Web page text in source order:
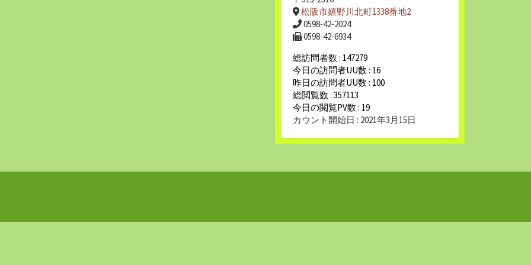
松阪市嬉野川北町1338番地2
0598-42-2024
0598-42-6934
総訪問者数 : 147279
今日の訪問者UU数 : 16
昨日の訪問者UU数 : 100
総閲覧数 : 357113
今日の閲覧PV数 : 19
カウント開始日 : 2021年3月15日